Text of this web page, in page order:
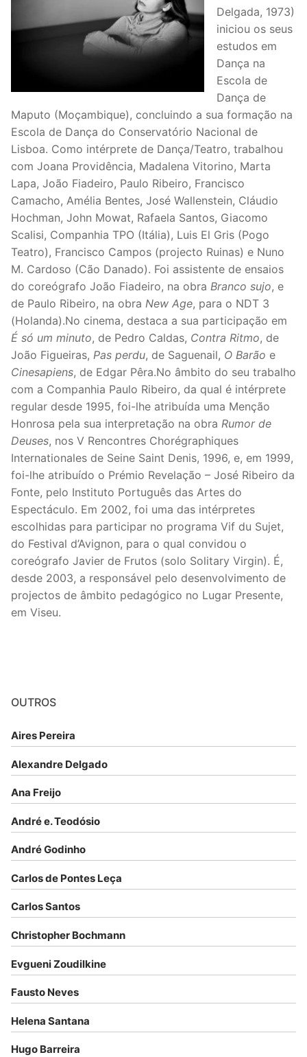
Delgada, 1973)
iniciou os seus
estudos em
Dança na
Escola de
Dança de
Maputo (Moçambique), concluindo a sua formação na
Escola de Dança do Conservatório Nacional de
Lisboa. Como intérprete de Dança/Teatro, trabalhou
com Joana Providência, Madalena Vitorino, Marta
Lapa, João Fiadeiro, Paulo Ribeiro, Francisco
Camacho, Amélia Bentes, José Wallenstein, Cláudio
Hochman, John Mowat, Rafaela Santos, Giacomo
Scalisi, Companhia TPO (Itália), Luis El Gris (Pogo
Teatro), Francisco Campos (projecto Ruinas) e Nuno
M. Cardoso (Cão Danado). Foi assistente de ensaios
do coreógrafo João Fiadeiro, na obra Branco sujo, e
de Paulo Ribeiro, na obra New Age, para o NDT 3
(Holanda).No cinema, destaca a sua participação em
É só um minuto, de Pedro Caldas, Contra Ritmo, de
João Figueiras, Pas perdu, de Saguenail, O Barão e
Cinesapiens, de Edgar Pêra.No âmbito do seu trabalho
com a Companhia Paulo Ribeiro, da qual é intérprete
regular desde 1995, foi-lhe atribuída uma Menção
Honrosa pela sua interpretação na obra Rumor de
Deuses, nos V Rencontres Chorégraphiques
Internationales de Seine Saint Denis, 1996, e, em 1999,
foi-lhe atribuído o Prémio Revelação – José Ribeiro da
Fonte, pelo Instituto Português das Artes do
Espectáculo. Em 2002, foi uma das intérpretes
escolhidas para participar no programa Vif du Sujet,
do Festival d’Avignon, para o qual convidou o
coreógrafo Javier de Frutos (solo Solitary Virgin). É,
desde 2003, a responsável pelo desenvolvimento de
projectos de âmbito pedagógico no Lugar Presente,
em Viseu.
OUTROS
Aires Pereira
Alexandre Delgado
Ana Freijo
André e. Teodósio
André Godinho
Carlos de Pontes Leça
Carlos Santos
Christopher Bochmann
Evgueni Zoudilkine
Fausto Neves
Helena Santana
Hugo Barreira